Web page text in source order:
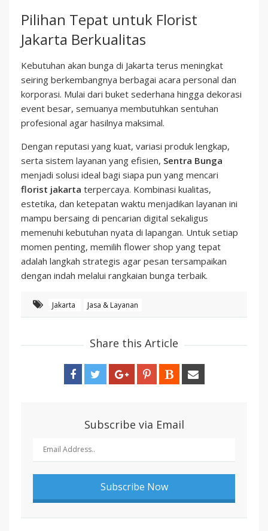
Pilihan Tepat untuk Florist
Jakarta Berkualitas
Kebutuhan akan bunga di Jakarta terus meningkat
seiring berkembangnya berbagai acara personal dan
korporasi. Mulai dari buket sederhana hingga dekorasi
event besar, semuanya membutuhkan sentuhan
profesional agar hasilnya maksimal.
Dengan reputasi yang kuat, variasi produk lengkap,
serta sistem layanan yang efisien, Sentra Bunga
menjadi solusi ideal bagi siapa pun yang mencari
florist jakarta terpercaya. Kombinasi kualitas,
estetika, dan ketepatan waktu menjadikan layanan ini
mampu bersaing di pencarian digital sekaligus
memenuhi kebutuhan nyata di lapangan. Untuk setiap
momen penting, memilih flower shop yang tepat
adalah langkah strategis agar pesan tersampaikan
dengan indah melalui rangkaian bunga terbaik.
Jakarta Jasa & Layanan
Share this Article
Subscribe via Email